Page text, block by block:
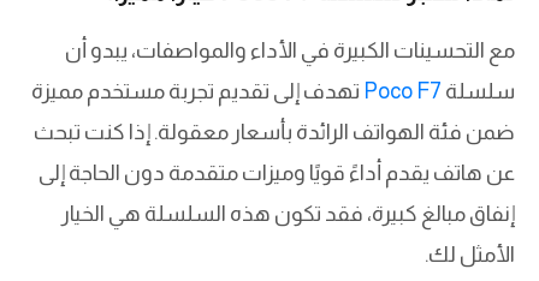
مع التحسينات الكبيرة في الأداء والمواصفات، يبدو أن
سلسلة Poco F7 تهدف إلى تقديم تجربة مستخدم مميزة
ضمن فئة الهواتف الرائدة بأسعار معقولة. إذا كنت تبحث
عن هاتف يقدم أداءً قويًا وميزات متقدمة دون الحاجة إلى
إنفاق مبالغ كبيرة، فقد تكون هذه السلسلة هي الخيار
الأمثل لك.